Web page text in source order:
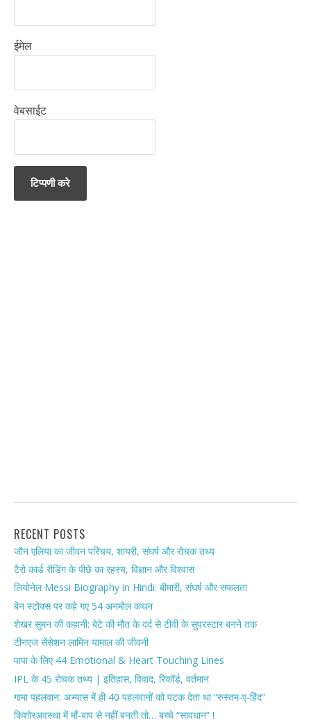
ईमेल
वेबसाईट
RECENT POSTS
जौन एलिया का जीवन परिचय, शायरी, संघर्ष और रोचक तथ्य
टैरो कार्ड रीडिंग के पीछे का रहस्य, विज्ञान और विश्वास
लियोनेल Messi Biography in Hindi: बीमारी, संघर्ष और सफलता
बेन स्टोक्स पर कहे गए 54 अनमोल कथन
शेखर सुमन की कहानी: बेटे की मौत के दर्द से टीवी के सुपरस्टार बनने तक
टीनएज सेंसेशन लामिन यामाल की जीवनी
पापा के लिए 44 Emotional & Heart Touching Lines
IPL के 45 रोचक तथ्य | इतिहास, विवाद, रिकॉर्ड, वर्तमान
गामा पहलवान: अभ्यास में ही 40 पहलवानों को पटक देता था “रुस्तम-ए-हिंद”
किशोरअवस्था में माँ-बाप से नहीं बनती तो… बच्चे “सावधान” !